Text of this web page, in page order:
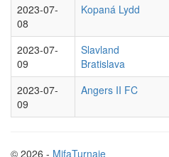
2023-07-
08
Kopaná Lydd
2023-07-
09
Slavland
Bratislava
2023-07-
09
Angers II FC
© 2026 - MifaTurnaje